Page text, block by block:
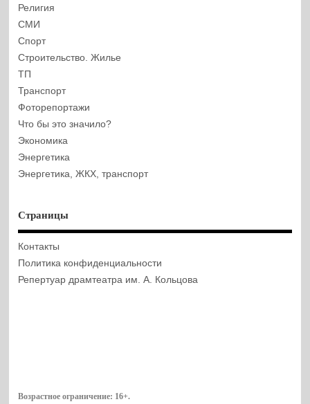
Религия
СМИ
Спорт
Строительство. Жилье
ТП
Транспорт
Фоторепортажи
Что бы это значило?
Экономика
Энергетика
Энергетика, ЖКХ, транспорт
Страницы
Контакты
Политика конфиденциальности
Репертуар драмтеатра им. А. Кольцова
Возрастное ограничение: 16+.